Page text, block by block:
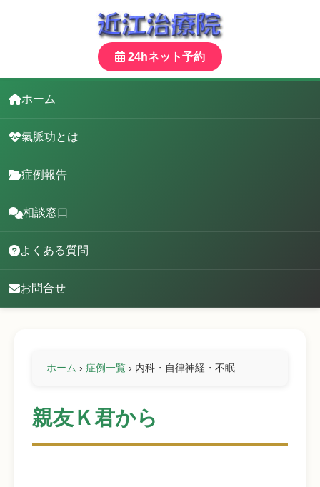
24hネット予約
ホーム
氣脈功とは
症例報告
相談窓口
よくある質問
お問合せ
ホーム › 症例一覧 › 内科・自律神経・不眠
親友Ｋ君から